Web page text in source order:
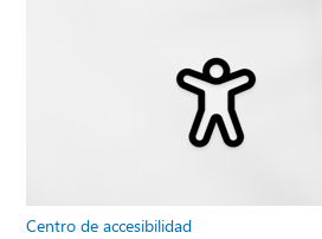
Centro de accesibilidad